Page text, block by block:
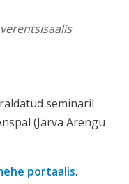
seminaril
(Järva Arengu
portaalis.